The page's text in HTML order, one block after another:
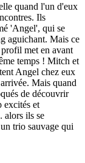
quand l'un d'eux
Ils
'Angel', qui se
aguichant. Mais ce
met en avant
temps ! Mitch et
Angel chez eux
Mais quand
de découvrir
et
alors ils se
trio sauvage qui